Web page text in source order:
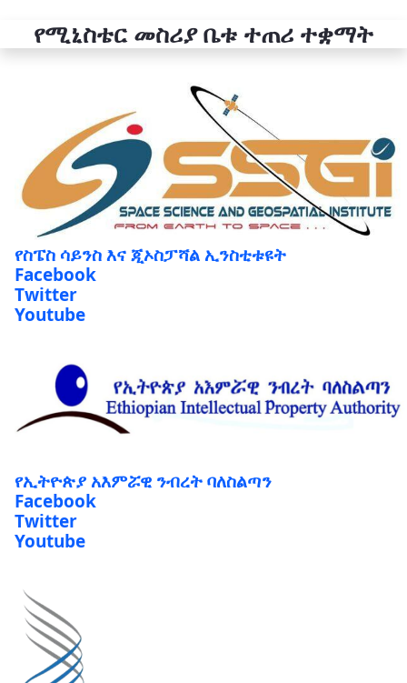
የሚኒስቴር መስሪያ ቤቱ ተጠሪ ተቋማት
የስፔስ ሳይንስ እና ጂኦስፓሻል ኢንስቲቱዩት
Facebook
Twitter
Youtube
የኢትዮጵያ አእምሯዊ ንብረት ባለስልጣን
Facebook
Twitter
Youtube